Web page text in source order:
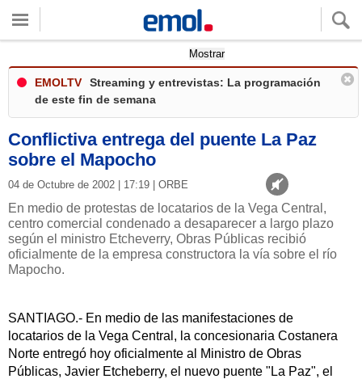
Mostrar
EMOLTV
Streaming y entrevistas: La programación
de este fin de semana
Conflictiva entrega del puente La Paz
sobre el Mapocho
04 de Octubre de 2002 | 17:19 | ORBE
En medio de protestas de locatarios de la Vega Central,
centro comercial condenado a desaparecer a largo plazo
según el ministro Etcheverry, Obras Públicas recibió
oficialmente de la empresa constructora la vía sobre el río
Mapocho.
SANTIAGO.- En medio de las manifestaciones de
locatarios de la Vega Central, la concesionaria Costanera
Norte entregó hoy oficialmente al Ministro de Obras
Públicas, Javier Etcheberry, el nuevo puente "La Paz", el